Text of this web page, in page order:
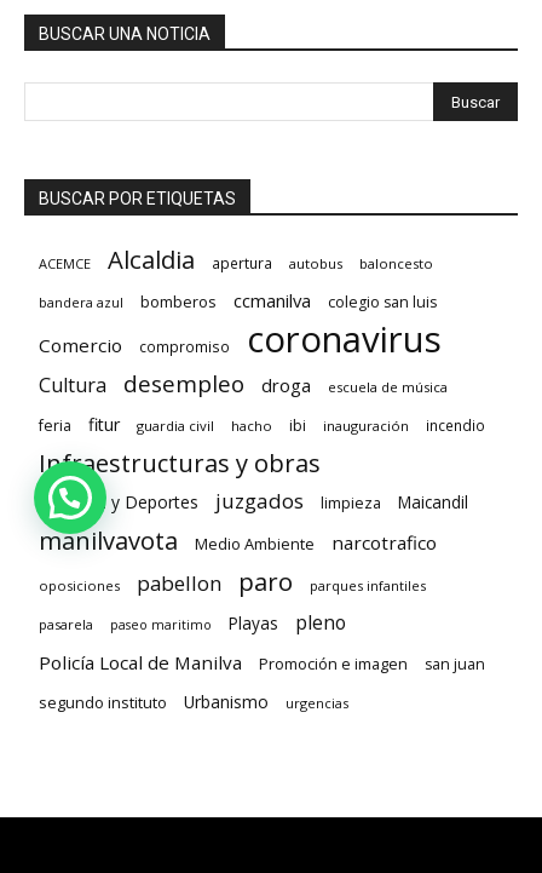
BUSCAR UNA NOTICIA
BUSCAR POR ETIQUETAS
ACEMCE Alcaldia apertura autobus baloncesto
bandera azul bomberos ccmanilva colegio san luis
Comercio compromiso coronavirus
Cultura desempleo droga escuela de música
feria fitur guardia civil hacho ibi inauguración incendio
Infraestructuras y obras
Juventud y Deportes juzgados limpieza Maicandil
manilvavota Medio Ambiente narcotrafico
oposiciones pabellon paro parques infantiles
pasarela paseo maritimo Playas pleno
Policía Local de Manilva Promoción e imagen san juan
segundo instituto Urbanismo urgencias